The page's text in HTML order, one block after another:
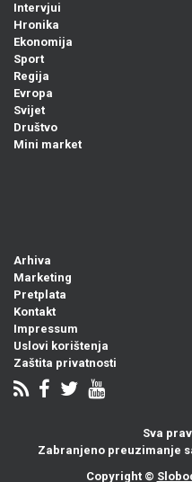
Intervjui
Hronika
Ekonomija
Sport
Regija
Evropa
Svijet
Društvo
Mini market
Arhiva
Marketing
Pretplata
Kontakt
Impressum
Uslovi korištenja
Zaštita privatnosti
Sva
Zabranjeno preuzimanje
Copyright ©